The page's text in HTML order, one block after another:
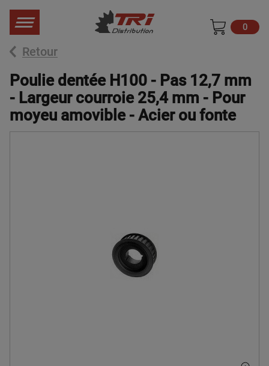
0
Retour
Poulie dentée H100 - Pas 12,7 mm
- Largeur courroie 25,4 mm - Pour
moyeu amovible - Acier ou fonte